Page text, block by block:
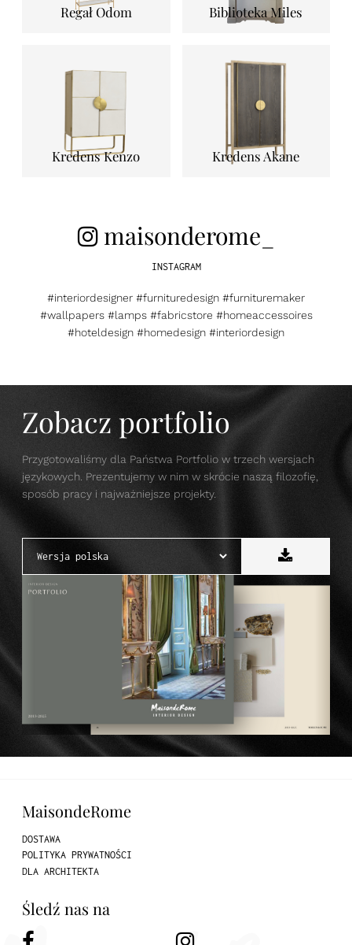
Regał Odom Biblioteka Miles
Kredens Kenzo Kredens Akane
maisonderome_
INSTAGRAM
#interiordesigner #furnituredesign #furnituremaker
#wallpapers #lamps #fabricstore #homeaccessoires
#hoteldesign #homedesign #interiordesign
Zobacz portfolio
Przygotowaliśmy dla Państwa Portfolio w trzech wersjach
językowych. Prezentujemy w nim w skrócie naszą filozofię,
sposób pracy i najważniejsze projekty.
MaisondeRome
DOSTAWA
POLITYKA PRYWATNOŚCI
DLA ARCHITEKTA
Śledź nas na